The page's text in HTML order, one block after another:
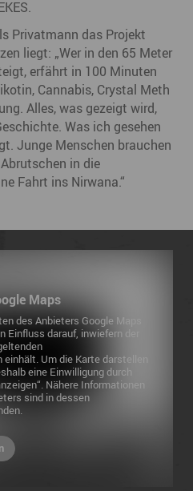
Privatmann das Projekt
liegt: „Wer in den 65 Meter
erfährt in 100 Minuten
Cannabis, Crystal Meth
Alles, was gezeigt wird,
Was ich gesehen
Junge Menschen brauchen
in die
Fahrt ins Nirwana.“
Maps
des Anbieters Google Maps
darauf, inwiefern der
Um die Karte darstellen
eine Einwilligung durch
Nähere Informationen
sind in dessen